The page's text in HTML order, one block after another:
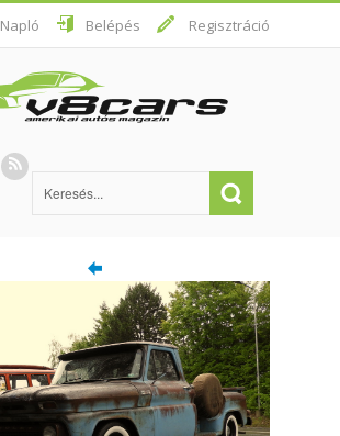
Napló Belépés Regisztráció